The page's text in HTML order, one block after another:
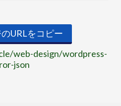
URLをコピー
web-design/wordpress-
json